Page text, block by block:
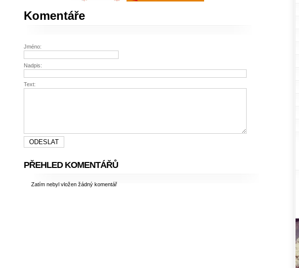
Komentáře
Jméno:
Nadpis:
Text:
PŘEHLED KOMENTÁŘŮ
Zatím nebyl vložen žádný komentář